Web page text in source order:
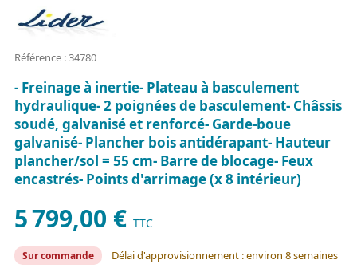
Référence : 34780
- Freinage à inertie- Plateau à basculement
hydraulique- 2 poignées de basculement- Châssis
soudé, galvanisé et renforcé- Garde-boue
galvanisé- Plancher bois antidérapant- Hauteur
plancher/sol = 55 cm- Barre de blocage- Feux
encastrés- Points d'arrimage (x 8 intérieur)
5 799,00 € TTC
Sur commande Délai d'approvisionnement : environ 8 semaines